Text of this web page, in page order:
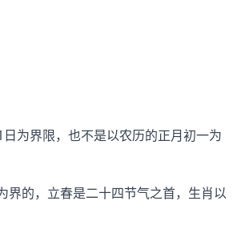
为界限，也不是以农历的正月初一为
界的，立春是二十四节气之首，生肖以